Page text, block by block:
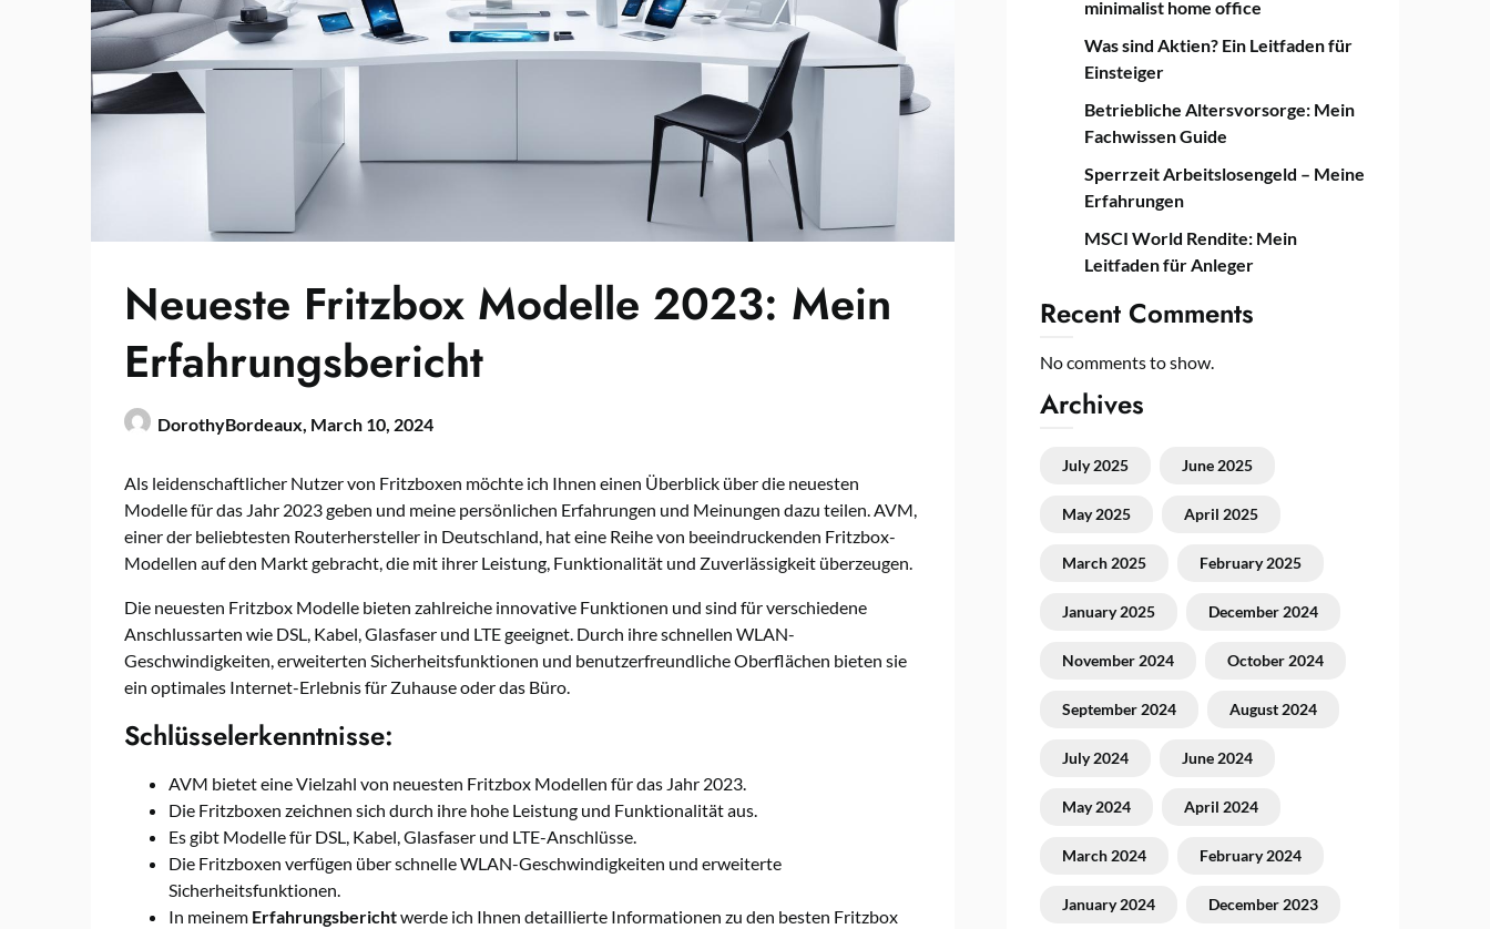
Neueste Fritzbox Modelle 2023: Mein
Erfahrungsbericht
DorothyBordeaux, March 10, 2024
Als leidenschaftlicher Nutzer von Fritzboxen möchte ich Ihnen einen Überblick über die neuesten
Modelle für das Jahr 2023 geben und meine persönlichen Erfahrungen und Meinungen dazu teilen. AVM,
einer der beliebtesten Routerhersteller in Deutschland, hat eine Reihe von beeindruckenden Fritzbox-
Modellen auf den Markt gebracht, die mit ihrer Leistung, Funktionalität und Zuverlässigkeit überzeugen.
Die neuesten Fritzbox Modelle bieten zahlreiche innovative Funktionen und sind für verschiedene
Anschlussarten wie DSL, Kabel, Glasfaser und LTE geeignet. Durch ihre schnellen WLAN-
Geschwindigkeiten, erweiterten Sicherheitsfunktionen und benutzerfreundliche Oberflächen bieten sie
ein optimales Internet-Erlebnis für Zuhause oder das Büro.
Schlüsselerkenntnisse:
AVM bietet eine Vielzahl von neuesten Fritzbox Modellen für das Jahr 2023.
Die Fritzboxen zeichnen sich durch ihre hohe Leistung und Funktionalität aus.
Es gibt Modelle für DSL, Kabel, Glasfaser und LTE-Anschlüsse.
Die Fritzboxen verfügen über schnelle WLAN-Geschwindigkeiten und erweiterte
Sicherheitsfunktionen.
In meinem Erfahrungsberichtwerde ich Ihnen detaillierte Informationen zu den besten Fritzbox
minimalist home office
Was sind Aktien? Ein Leitfaden für
Einsteiger
Betriebliche Altersvorsorge: Mein
Fachwissen Guide
Sperrzeit Arbeitslosengeld – Meine
Erfahrungen
MSCI World Rendite: Mein
Leitfaden für Anleger
Recent Comments
No comments to show.
Archives
July 2025 June 2025
May 2025 April 2025
March 2025 February 2025
January 2025 December 2024
November 2024 October 2024
September 2024 August 2024
July 2024 June 2024
May 2024 April 2024
March 2024 February 2024
January 2024 December 2023